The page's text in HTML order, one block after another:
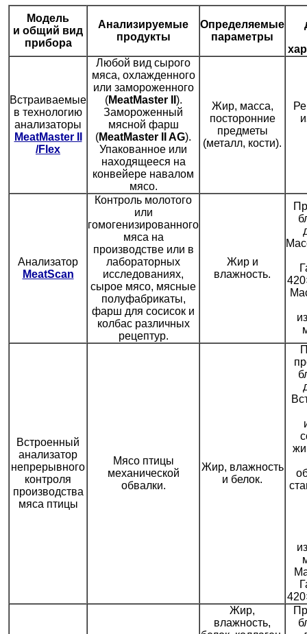
Модель
и общий вид
прибора
Анализируемые
продукты
Определяемые
параметры
Встраиваемые
в технологию
анализаторы
MeatMaster II
/Flex
Любой вид сырого
мяса, охлажденного
или замороженного
(MeatMaster II ).
Замороженный
мясной фарш
(MeatMaster II AG).
Упакованное или
находящееся на
конвейере навалом
мясо.
Жир, масса,
посторонние
предметы
(металл, кости).
Анализатор
MeatScan
Контроль молотого
или
гомогенизированного
мяса на
производстве или в
лабораторных
исследованиях,
сырое мясо, мясные
полуфабрикаты,
фарш для сосисок и
колбас различных
рецептур.
Жир и
влажность.
Встроенный
анализатор
непрерывного
контроля
производства
мяса птицы
Мясо птицы
механической
обвалки.
Жир, влажность
и белок.
Жир,
влажность,